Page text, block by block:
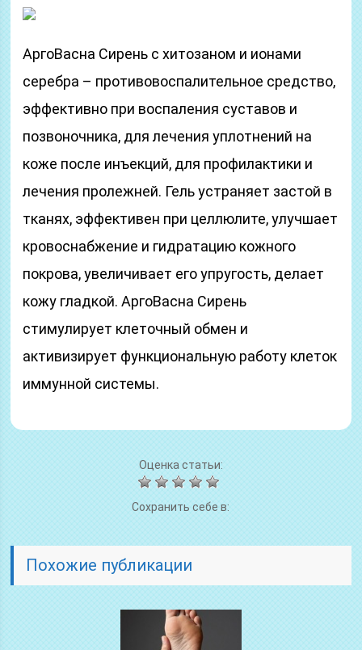
АргоВасна Сирень с хитозаном и ионами
серебра – противовоспалительное средство,
эффективно при воспаления суставов и
позвоночника, для лечения уплотнений на
коже после инъекций, для профилактики и
лечения пролежней. Гель устраняет застой в
тканях, эффективен при целлюлите, улучшает
кровоснабжение и гидратацию кожного
покрова, увеличивает его упругость, делает
кожу гладкой. АргоВасна Сирень
стимулирует клеточный обмен и
активизирует функциональную работу клеток
иммунной системы.
Оценка статьи:
Сохранить себе в:
Похожие публикации